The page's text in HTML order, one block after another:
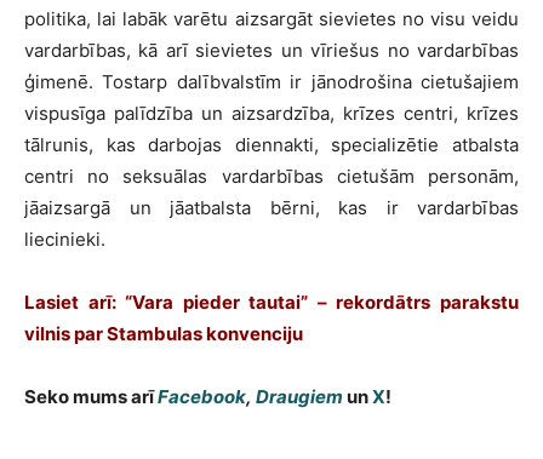
politika, lai labāk varētu aizsargāt sievietes no visu veidu
vardarbības, kā arī sievietes un vīriešus no vardarbības
ģimenē. Tostarp dalībvalstīm ir jānodrošina cietušajiem
vispusīga palīdzība un aizsardzība, krīzes centri, krīzes
tālrunis, kas darbojas diennakti, specializētie atbalsta
centri no seksuālas vardarbības cietušām personām,
jāaizsargā un jāatbalsta bērni, kas ir vardarbības
liecinieki.
Lasiet arī: “Vara pieder tautai” – rekordātrs parakstu
vilnis par Stambulas konvenciju
Seko mums arīFacebook, Draugiem unX!